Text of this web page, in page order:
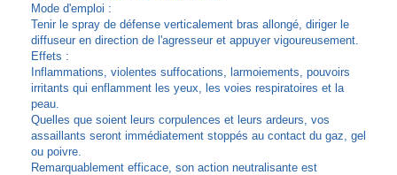
Mode d'emploi :
Tenir le spray de défense verticalement bras allongé, diriger le
diffuseur en direction de l'agresseur et appuyer vigoureusement.
Effets :
Inflammations, violentes suffocations, larmoiements, pouvoirs
irritants qui enflamment les yeux, les voies respiratoires et la
peau.
Quelles que soient leurs corpulences et leurs ardeurs, vos
assaillants seront immédiatement stoppés au contact du gaz, gel
ou poivre.
Remarquablement efficace, son action neutralisante est